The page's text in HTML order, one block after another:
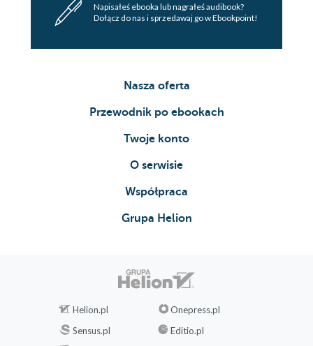
Napisałeś ebooka lub nagrałeś audibook?
Dołącz do nas i sprzedawaj go w Ebookpoint!
Nasza oferta
Przewodnik po ebookach
Twoje konto
O serwisie
Współpraca
Grupa Helion
Helion.pl
Onepress.pl
Sensus.pl
Editio.pl